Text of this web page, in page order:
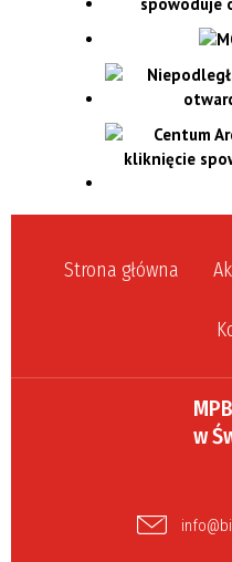
Strona główna
w